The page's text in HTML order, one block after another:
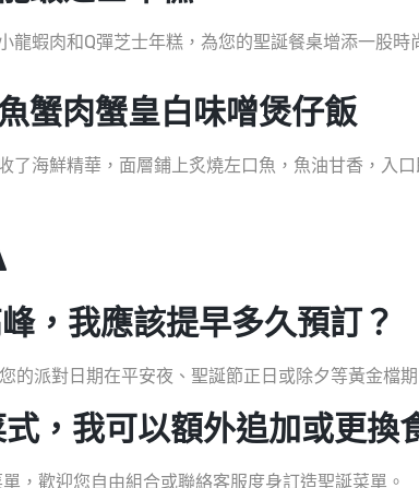
龍蝦肉和Q彈芝士年糕，為您的聖誕餐桌增添一股時
蟹肉蟹皇白味噌煲仔飯
了海鮮精華，面層鋪上炙燒左口魚，魚油甘香，入
，我應該提早多久預訂？
的派對日期在平安夜、聖誕節正日或除夕等黃金檔
，我可以額外追加或更換
，歡迎您自由組合或聯絡客服度身訂造聖誕菜單。